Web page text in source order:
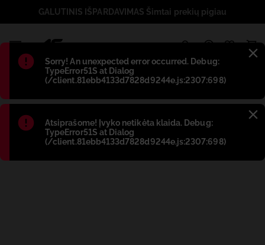
Błąd:
Sorry! An unexpected error occurred. Debug:
TypeError51S at Dialog
(/client.81ebb4133d7828d9244e.js:2307:698)
Błąd:
Atsiprašome! Įvyko netikėta klaida. Debug:
TypeError51S at Dialog
(/client.81ebb4133d7828d9244e.js:2307:698)
GALUTINIS IŠPARDAVIMAS Šimtai prekių pigiau